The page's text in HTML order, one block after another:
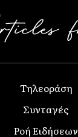
Τηλεοράση
Συνταγές
Ροή Ειδήσεων